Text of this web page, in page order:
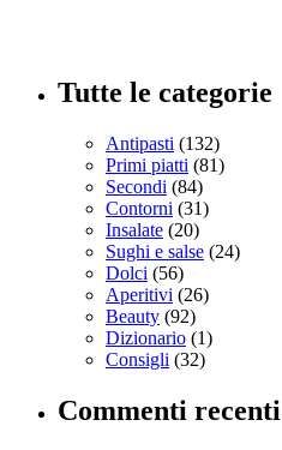
Tutte le categorie
Antipasti (132)
Primi piatti (81)
Secondi (84)
Contorni (31)
Insalate (20)
Sughi e salse (24)
Dolci (56)
Aperitivi (26)
Beauty (92)
Dizionario (1)
Consigli (32)
Commenti recenti